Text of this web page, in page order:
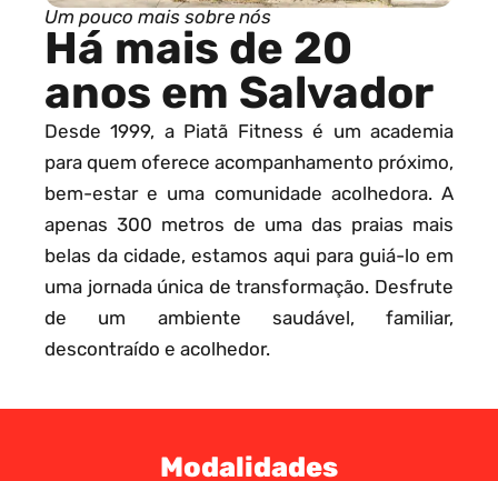
Um pouco mais sobre nós
Há mais de 20
anos em Salvador
Desde 1999, a Piatã Fitness é um academia
para quem oferece acompanhamento próximo,
bem-estar e uma comunidade acolhedora. A
apenas 300 metros de uma das praias mais
belas da cidade, estamos aqui para guiá-lo em
uma jornada única de transformação. Desfrute
de um ambiente saudável, familiar,
descontraído e acolhedor.
Modalidades